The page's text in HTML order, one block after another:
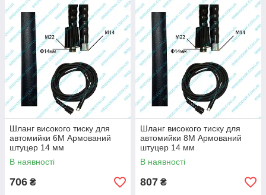
Шланг високого тиску для
автомийки 6M Армований
штуцер 14 мм
(Універсальний)
В наявності
706 ₴
Шланг високого тиску для
автомийки 8M Армований
штуцер 14 мм
(Універсальний)
В наявності
807 ₴